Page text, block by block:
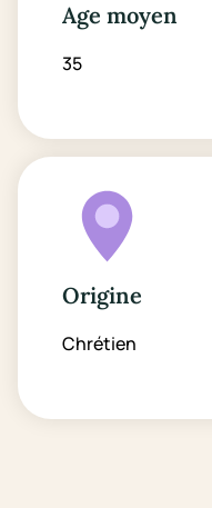
Age moyen
35
Origine
Chrétien